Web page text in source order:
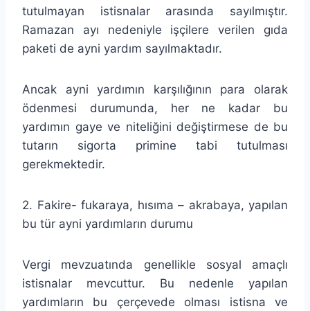
tutulmayan istisnalar arasında sayılmıştır.
Ramazan ayı nedeniyle işçilere verilen gıda
paketi de ayni yardım sayılmaktadır.
Ancak ayni yardımın karşılığının para olarak
ödenmesi durumunda, her ne kadar bu
yardımın gaye ve niteliğini değiştirmese de bu
tutarın sigorta primine tabi tutulması
gerekmektedir.
2. Fakire- fukaraya, hısıma – akrabaya, yapılan
bu tür ayni yardımların durumu
Vergi mevzuatında genellikle sosyal amaçlı
istisnalar mevcuttur. Bu nedenle yapılan
yardımların bu çerçevede olması istisna ve